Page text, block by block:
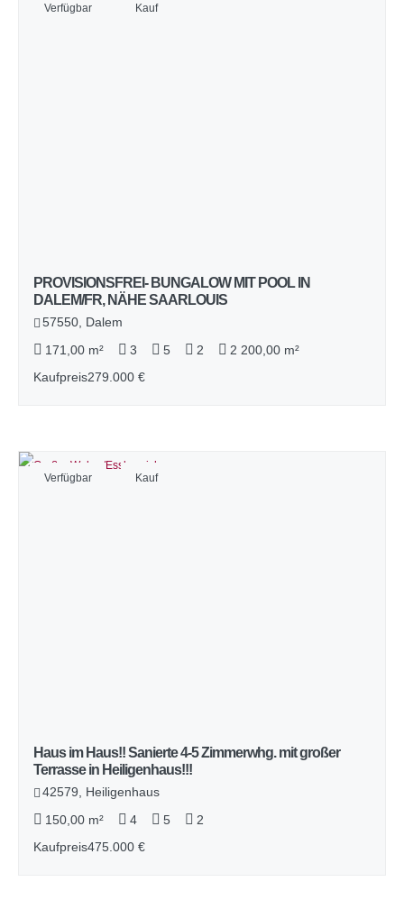
Verfügbar Kauf
PROVISIONSFREI- BUNGALOW MIT POOL IN
DALEM/FR, NÄHE SAARLOUIS
57550, Dalem
171,00 m²
3 5 2
2 200,00 m²
Kaufpreis279.000 €
Verfügbar Kauf
Haus im Haus!! Sanierte 4-5 Zimmerwhg. mit großer
Terrasse in Heiligenhaus!!!
42579, Heiligenhaus
150,00 m²
4 5
2
Kaufpreis475.000 €